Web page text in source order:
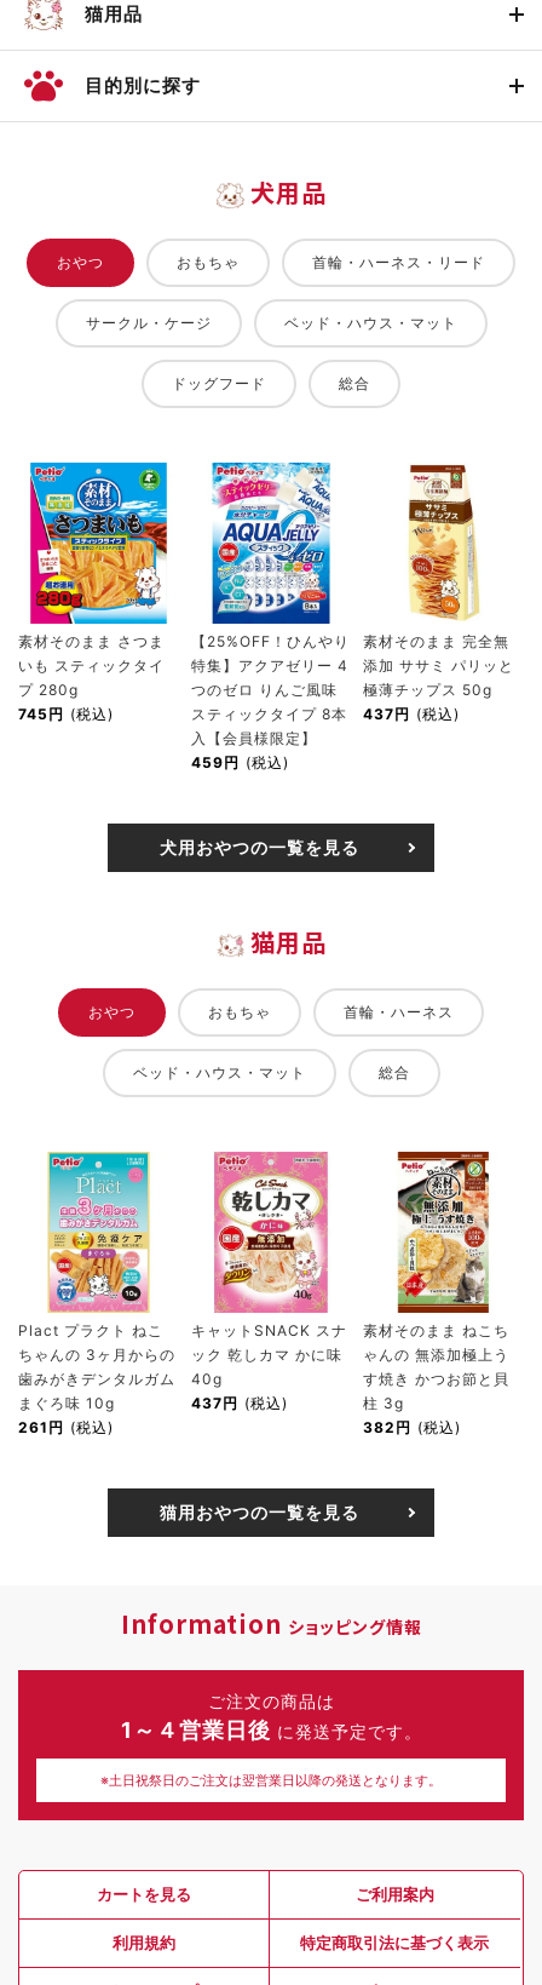
猫用品
目的別に探す
犬用品
おやつ おもちゃ 首輪・ハーネス・リード
サークル・ケージ ベッド・ハウス・マット
ドッグフード 総合
素材そのまま さつま
いも スティックタイ
プ 280g
745円 (税込)
【25%OFF！ひんやり
特集】アクアゼリー 4
つのゼロ りんご風味
スティックタイプ 8本
入【会員様限定】
459円 (税込)
素材そのまま 完全無
添加 ササミ パリッと
極薄チップス 50g
437円 (税込)
犬用おやつの一覧を見る
猫用品
おやつ おもちゃ 首輪・ハーネス
ベッド・ハウス・マット 総合
Plact プラクト ねこ
ちゃんの 3ヶ月からの
歯みがきデンタルガム
まぐろ味 10g
261円 (税込)
キャットSNACK スナ
ック 乾しカマ かに味
40g
437円 (税込)
素材そのまま ねこち
ゃんの 無添加極上う
す焼き かつお節と貝
柱 3g
382円 (税込)
猫用おやつの一覧を見る
Information ショッピング情報
ご注文の商品は
1～４営業日後 に発送予定です。
※土日祝祭日のご注文は翌営業日以降の発送となります。
カートを見る ご利用案内
利用規約 特定商取引法に基づく表示